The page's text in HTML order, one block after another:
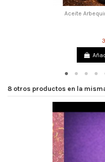
Aceite
8 otros productos en la